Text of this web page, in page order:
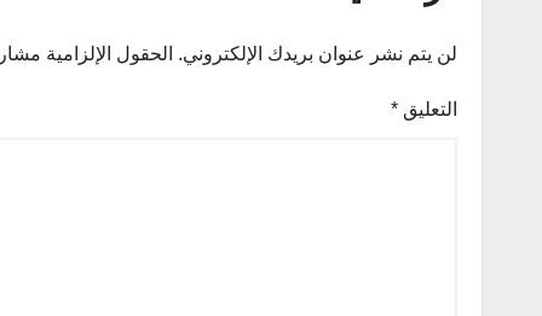
لن يتم نشر عنوان بريدك الإلكتروني. الحقول الإلزامية مشار
التعليق *